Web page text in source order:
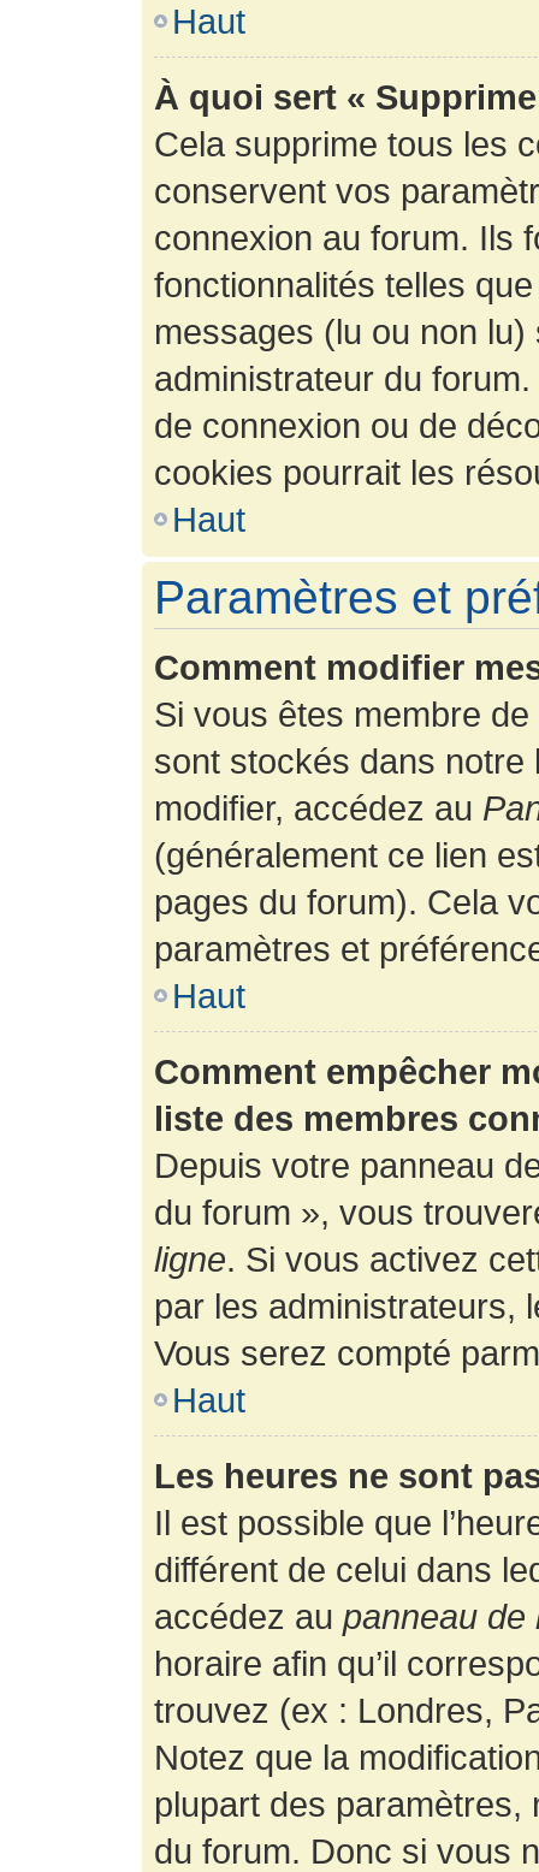
Haut
À quoi sert «
Cela supprime tous les
conservent vos
connexion au forum. Ils
fonctionnalités telles
messages (lu ou non
administrateur du
de connexion ou de
cookies pourrait les
Haut
Paramètres et
Comment modifier
Si vous êtes membre
sont stockés dans
modifier, accédez au
(généralement ce lien
pages du forum). Cela
paramètres et
Haut
Comment empêcher
liste des membres
Depuis votre panneau
du forum », vous
ligne. Si vous activez
par les administrateurs,
Vous serez compté
Haut
Les heures ne sont
Il est possible que
différent de celui dans
accédez au panneau de
horaire afin qu’il
trouvez (ex : Londres,
Notez que la
plupart des paramètres,
du forum. Donc si vous